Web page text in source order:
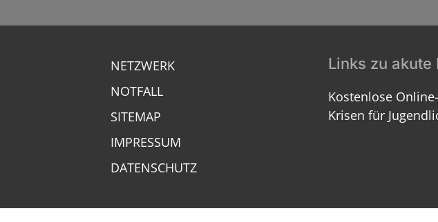
NETZWERK
NOTFALL
SITEMAP
IMPRESSUM
DATENSCHUTZ
Links zu akute
Kostenlose
Krisen für